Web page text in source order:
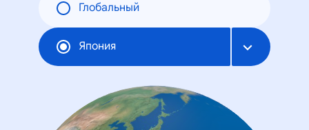
Глобальный
Япония